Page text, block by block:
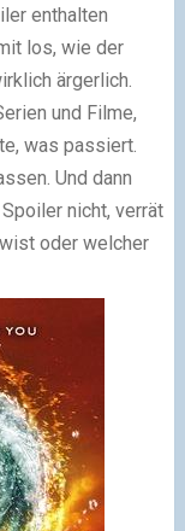
enthalten
los, wie der
ärgerlich.
und Filme,
was passiert.
Und dann
nicht, verrät
oder welcher